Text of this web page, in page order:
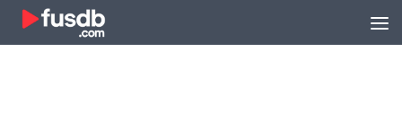
Zum Inhalt springen